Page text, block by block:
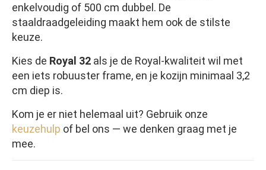
enkelvoudig of 500 cm dubbel. De
staaldraadgeleiding maakt hem ook de stilste
keuze.
Kies de Royal 32 als je de Royal-kwaliteit wil met
een iets robuuster frame, en je kozijn minimaal 3,2
cm diep is.
Kom je er niet helemaal uit? Gebruik onze
keuzehulp of bel ons — we denken graag met je
mee.